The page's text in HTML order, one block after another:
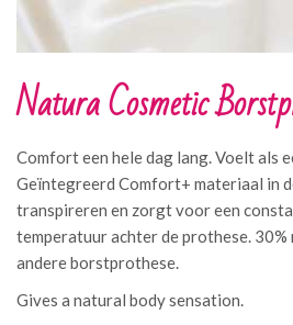
Natura Cosmetic
Comfort een hele dag lang. Voelt als
Geïntegreerd Comfort+ materiaal in
transpireren en zorgt voor een
temperatuur achter de prothese. 30%
andere borstprothese.
Gives a natural body sensation.